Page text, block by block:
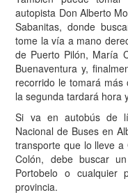
autopista Don Alberto
Sabanitas, donde
tome la vía a mano
de Puerto Pilón, María
Buenaventura y,
recorrido le tomará
la segunda tardará hora
Si va en autobús de
Nacional de Buses en
transporte que lo lleve
Colón, debe buscar
Portobelo o cualquier
provincia.